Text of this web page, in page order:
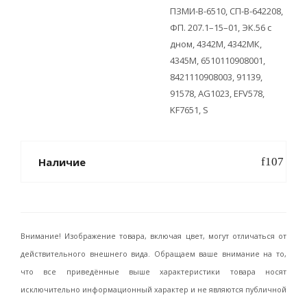
ПЗМИ-В-6510, СП-В-642208,
ФП. 207.1–15–01, ЭК.56 с
дном, 4342М, 4342МК,
4345М, 6510110908001,
8421110908003, 91139,
91578, AG1023, EFV578,
KF7651, S
Наличие
Внимание! Изображение товара, включая цвет, могут отличаться от
действительного внешнего вида. Обращаем ваше внимание на то,
что все приведённые выше характеристики товара носят
исключительно информационный характер и не являются публичной